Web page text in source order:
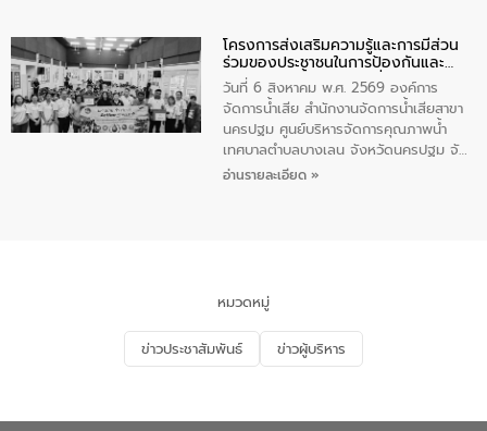
ประชาชน ตัวแทนจากโรงแรมต่างๆ ในเขต
เทศบาลตำบลราไวย์ ศูนย์บริหารจัดการ
คุณภาพน้ำเทศบาลตำบลราไวย์ นำโดยนาย
น้อย แก้วเศษ ผู้จัดการสำนักงานจัดการน้ำ
เสียสาขาภูเก็ต พร้อมด้วยเจ้าหน้าที่ จำนวน
5 คน ร่วมทำกิจกรรม ทำความสะอาด
ชายหาดและแหล่งท่องเที่ยว ณ บริเวณ
โครงการส่งเสริมความรู้และการมีส่วน
ร่วมของประชาชนในการป้องกันและ
แก้ไขปัญหาน้ำเสียอย่างยั่งยืน
วันที่ 6 สิงหาคม พ.ศ. 2569 องค์การ
จัดการน้ำเสีย สำนักงานจัดการน้ำเสียสาขา
นครปฐม ศูนย์บริหารจัดการคุณภาพน้ำ
เทศบาลตำบลบางเลน จังหวัดนครปฐม จัด
กิจกรรมภายใต้โครงการส่งเสริมความรู้และ
จัดการน้ำเสียและสร้างจิตสำนึกในการ
อนุรักษ์สิ่งแวดล้อม ในหัวข้อ “น้ำเสียชุมชน
และการบำบัดน้ำเสียเบื้องต้น” โดยให้ความรู้
เกี่ยวกับสาเหตุและผลกระทบของน้ำเสีย
ณ เทศบาลตำบลบางเลน จังหวัดนครปฐม
อ่านรายละเอียด »
หมวดหมู่
ข่าวประชาสัมพันธ์ ข่าวผู้บริหาร